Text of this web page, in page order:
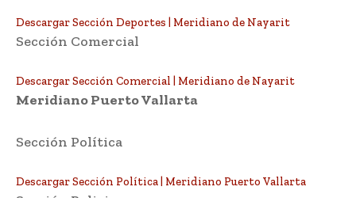
Descargar Sección Deportes | Meridiano de Nayarit
Sección Comercial
Descargar Sección Comercial | Meridiano de Nayarit
Meridiano Puerto Vallarta
Sección Política
Descargar Sección Política | Meridiano Puerto Vallarta